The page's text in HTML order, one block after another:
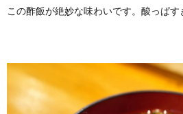
この酢飯が絶妙な味わいです。酸っぱす